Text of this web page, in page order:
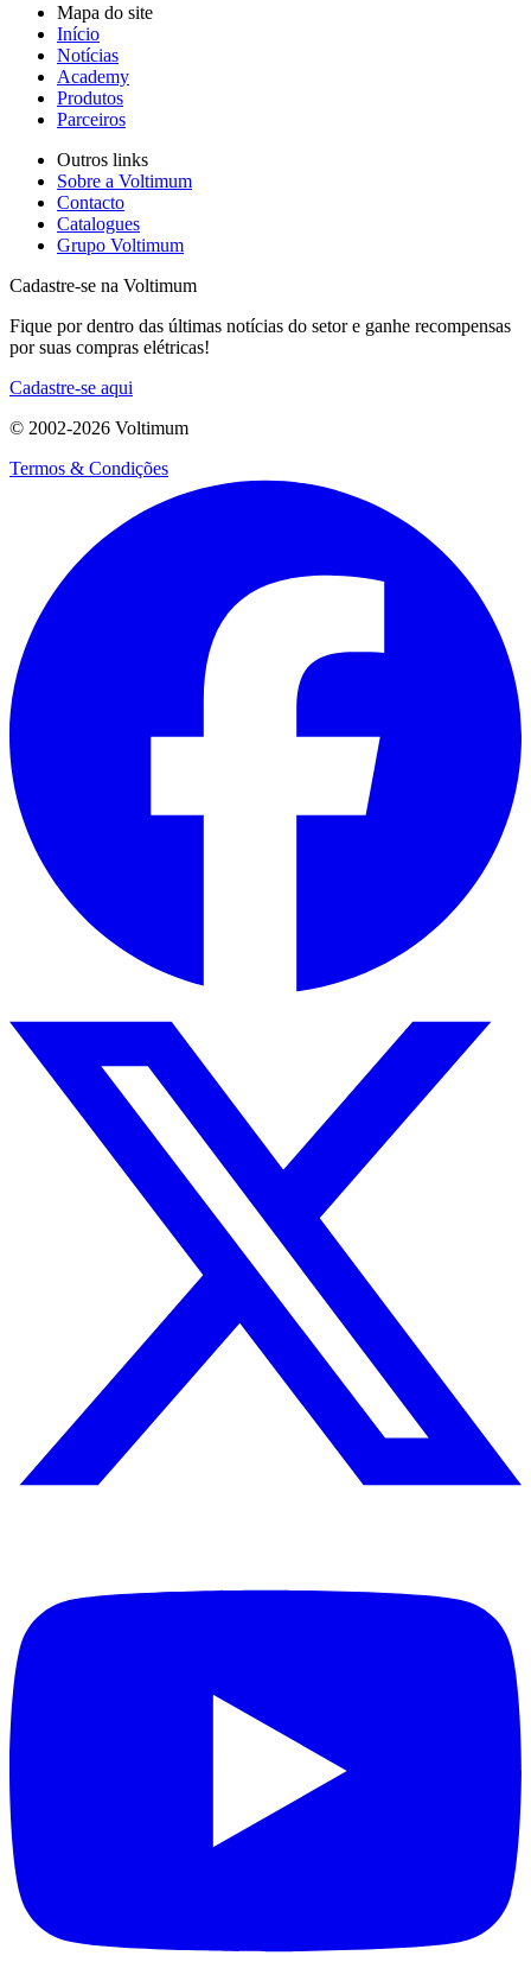
Mapa do site
Início
Notícias
Academy
Produtos
Parceiros
Outros links
Sobre a Voltimum
Contacto
Catalogues
Grupo Voltimum
Cadastre-se na Voltimum
Fique por dentro das últimas notícias do setor e ganhe recompensas
por suas compras elétricas!
Cadastre-se aqui
© 2002-2026 Voltimum
Termos & Condições